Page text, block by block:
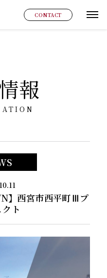
CONTACT グ
報
】西宮市西平町Ⅲプ
ト